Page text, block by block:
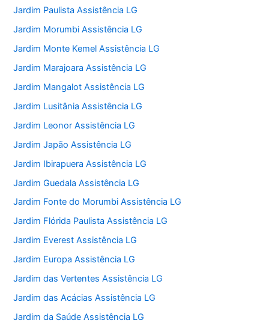
Jardim Paulista Assistência LG
Jardim Morumbi Assistência LG
Jardim Monte Kemel Assistência LG
Jardim Marajoara Assistência LG
Jardim Mangalot Assistência LG
Jardim Lusitânia Assistência LG
Jardim Leonor Assistência LG
Jardim Japão Assistência LG
Jardim Ibirapuera Assistência LG
Jardim Guedala Assistência LG
Jardim Fonte do Morumbi Assistência LG
Jardim Flórida Paulista Assistência LG
Jardim Everest Assistência LG
Jardim Europa Assistência LG
Jardim das Vertentes Assistência LG
Jardim das Acácias Assistência LG
Jardim da Saúde Assistência LG